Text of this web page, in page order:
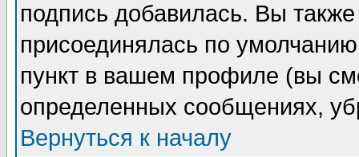
подпись добавилась. Вы
присоединялась по
пункт в вашем профиле (вы
определенных сообщениях,
Вернуться к началу